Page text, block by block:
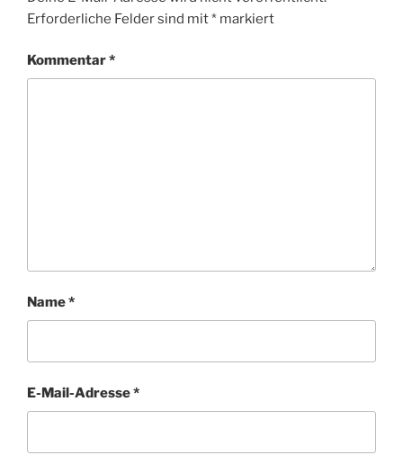
Erforderliche Felder sind mit* markiert
Kommentar*
Name*
E-Mail-Adresse*